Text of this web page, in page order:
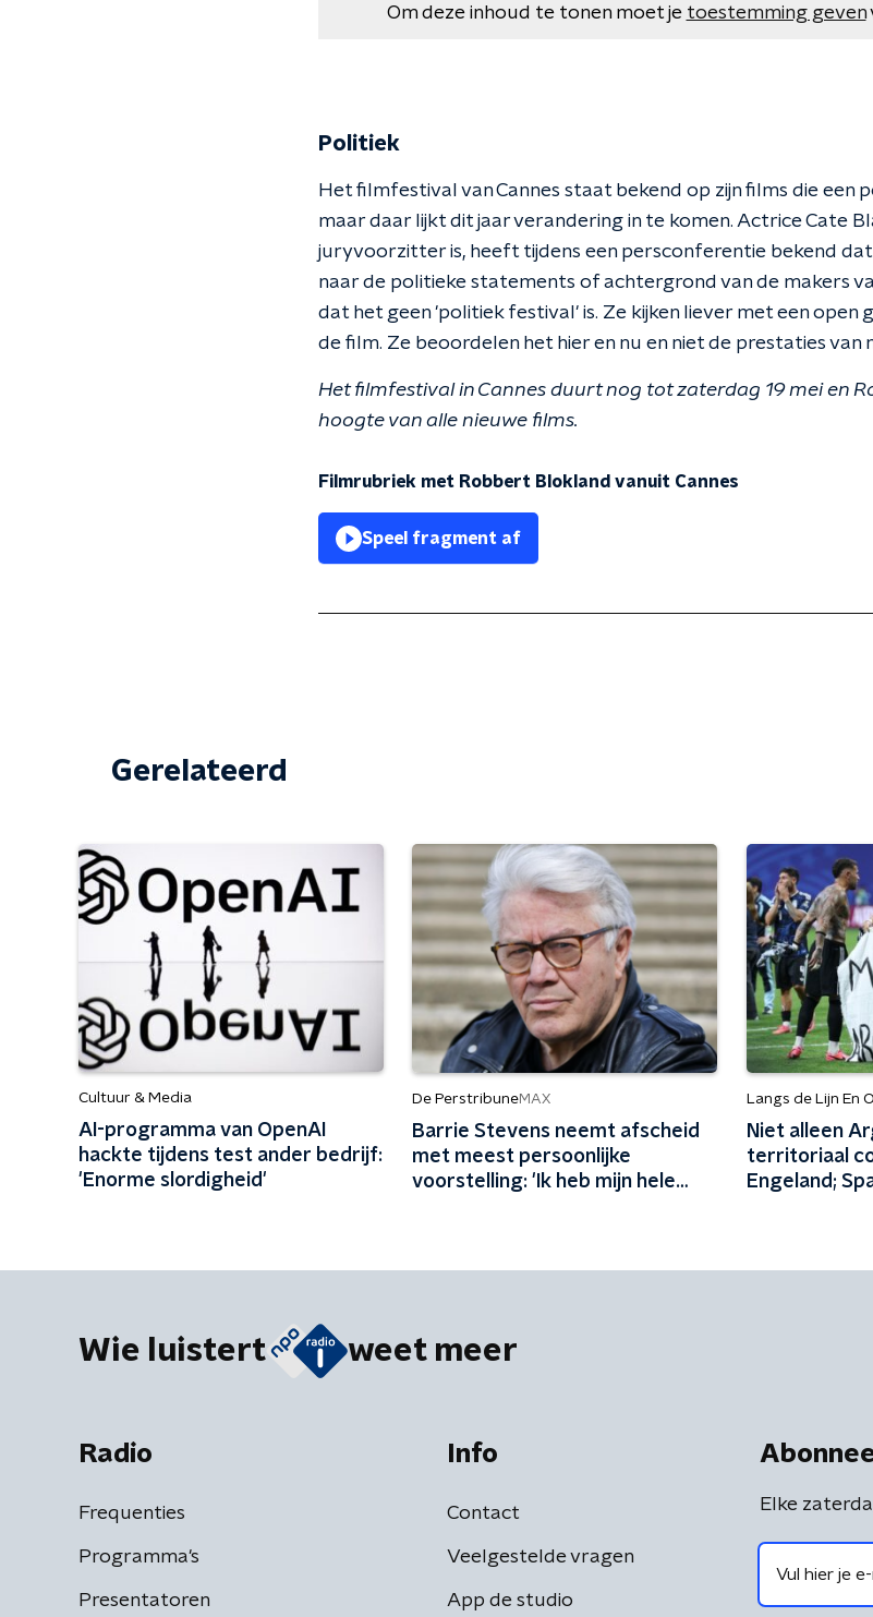
Om deze inhoud te tonen moet je toestemming geven
Politiek
Het filmfestival van Cannes staat bekend op zijn films die een
maar daar lijkt dit jaar verandering in te komen. Actrice Cate
juryvoorzitter is, heeft tijdens een persconferentie bekend
naar de politieke statements of achtergrond van de makers
dat het geen 'politiek festival' is. Ze kijken liever met een
de film. Ze beoordelen het hier en nu en niet de prestaties van
Het filmfestival in Cannes duurt nog tot zaterdag 19 mei en
hoogte van alle nieuwe films.
Filmrubriek met Robbert Blokland vanuit Cannes
Speel fragment af
Gerelateerd
Cultuur & Media
AI-programma van OpenAI
hackte tijdens test ander bedrijf:
'Enorme slordigheid'
De PerstribuneMAX
Barrie Stevens neemt afscheid
met meest persoonlijke
voorstelling: 'Ik heb mijn hele
Langs de Lijn En
Niet alleen
territoriaal
Engeland;
Wie luistert weet meer
Radio
Frequenties
Programma's
Presentatoren
Info
Contact
Veelgestelde vragen
App de studio
Elke